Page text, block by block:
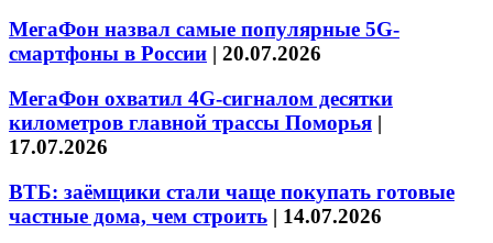
МегаФон назвал самые популярные 5G-
смартфоны в России | 20.07.2026
МегаФон охватил 4G-сигналом десятки
километров главной трассы Поморья |
17.07.2026
ВТБ: заёмщики стали чаще покупать готовые
частные дома, чем строить | 14.07.2026